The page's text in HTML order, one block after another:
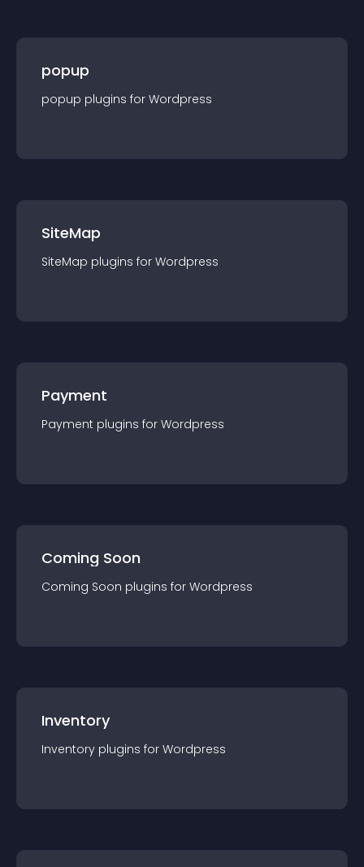
popup
popup plugins for Wordpress
SiteMap
SiteMap plugins for Wordpress
Payment
Payment plugins for Wordpress
Coming Soon
Coming Soon plugins for Wordpress
Inventory
Inventory plugins for Wordpress